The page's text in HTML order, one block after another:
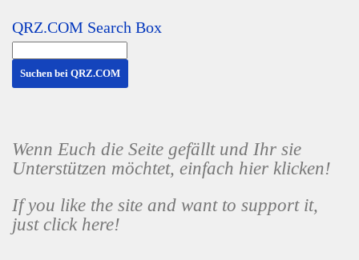
QRZ.COM Search Box
Wenn Euch die Seite gefällt und Ihr sie
Unterstützen möchtet, einfach hier klicken!
If you like the site and want to support it,
just click here!